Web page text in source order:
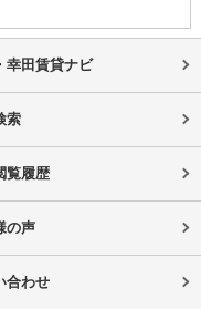
幸田賃貸ナビ
索
覧履歴
の声
合わせ